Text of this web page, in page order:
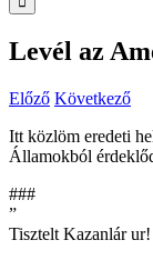
Levél az
Előző Következő
Itt közlöm eredeti
Államokból
###
”
Tisztelt Kazanlár ur!